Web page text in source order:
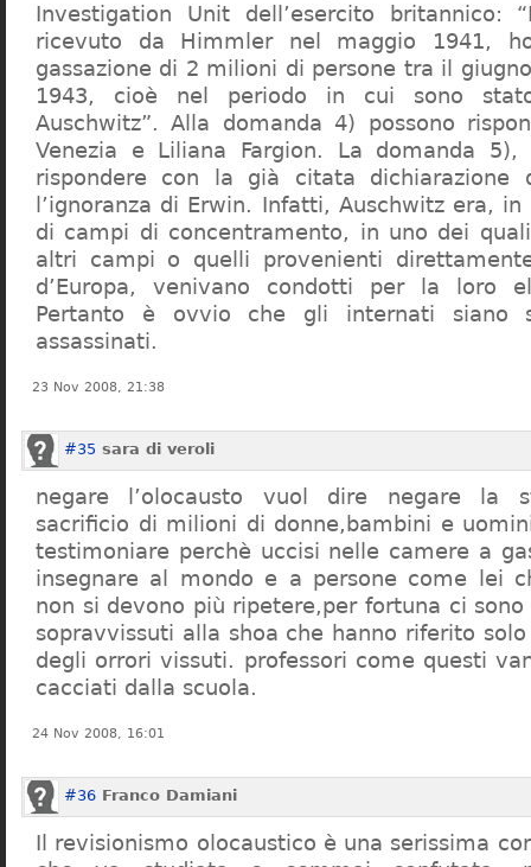
Investigation Unit dell’esercito britannico:
ricevuto da Himmler nel maggio 1941,
gassazione di 2 milioni di persone tra il
1943, cioè nel periodo in cui sono
Auschwitz”. Alla domanda 4) possono
Venezia e Liliana Fargion. La domanda
rispondere con la già citata dichiarazione
l’ignoranza di Erwin. Infatti, Auschwitz era,
di campi di concentramento, in uno dei
altri campi o quelli provenienti
d’Europa, venivano condotti per la loro
Pertanto è ovvio che gli internati siano
assassinati.
23 Nov 2008, 21:38
#35 sara di veroli
negare l’olocausto vuol dire negare la
sacrificio di milioni di donne,bambini e
testimoniare perchè uccisi nelle camere a
insegnare al mondo e a persone come lei
non si devono più ripetere,per fortuna ci
sopravvissuti alla shoa che hanno riferito
degli orrori vissuti. professori come questi
cacciati dalla scuola.
24 Nov 2008, 16:01
#36 Franco Damiani
Il revisionismo olocaustico è una serissima